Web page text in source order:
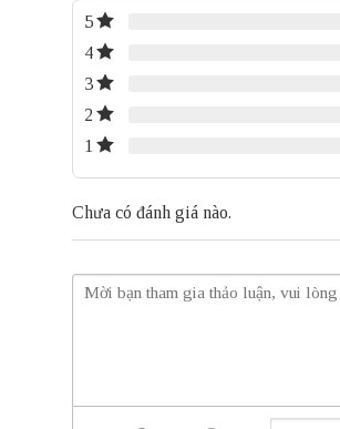
5
4
3
2
1
Chưa có đánh giá nào.